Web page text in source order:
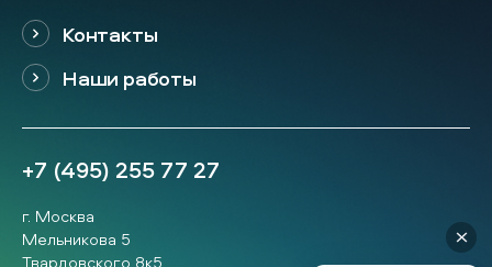
Контакты
Наши работы
+7 (495) 255 77 27
г. Москва
Мельникова 5
Твардовского 8к5